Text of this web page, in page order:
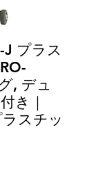
プラス
, デュ
き｜
スチッ